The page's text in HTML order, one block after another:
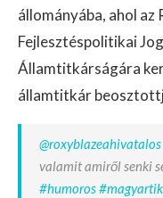
állományába, ahol az
Fejlesztéspolitikai
Államtitkárságára
államtitkár
@roxyblazeahivatalos
valamit amiről senki
#humoros